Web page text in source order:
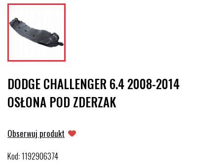
DODGE CHALLENGER 6.4 2008-2014
OSŁONA POD ZDERZAK
Obserwuj produkt
Kod:1192906374